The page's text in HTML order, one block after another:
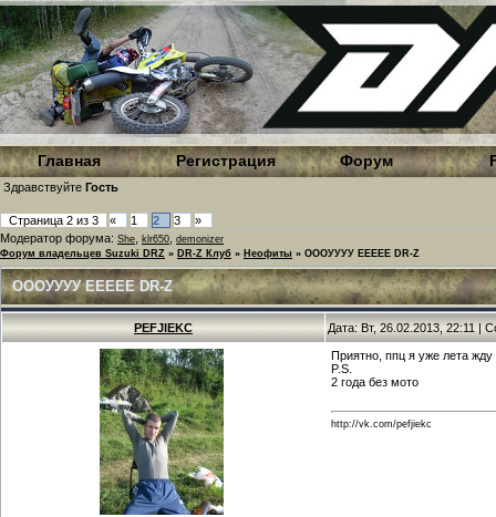
Главная Регистрация Форум
Здравствуйте Гость
Страница 2 из 3 « 1 2 3
»
Модератор форума: She klr650 demonizer
Форум владельцев Suzuki DRZ » DR-Z Клуб » Неофиты » ОООУУУУ ЕЕЕЕЕ DR-Z
ОООУУУУ ЕЕЕЕЕ DR-Z
PEFJIEKC Дата: Вт, 26.02.2013, 22:11 |
Приятно, ппц я уже лета жду
P.S.
2 года без мото
http://vk.com/pefjiekc